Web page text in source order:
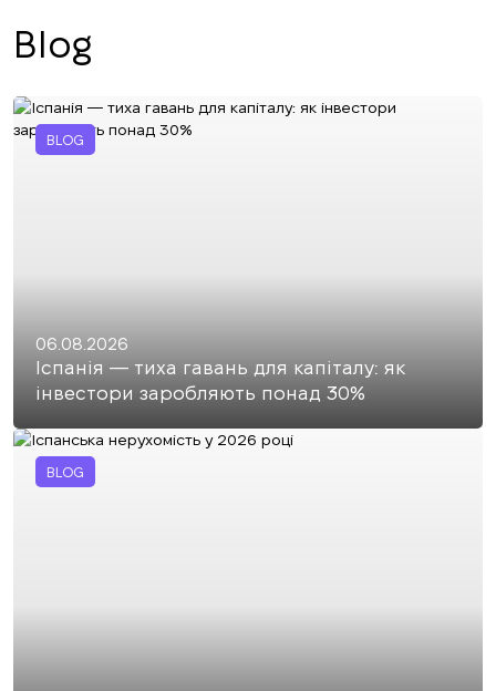
Blog
BLOG
06.08.2026
Іспанія — тиха гавань для капіталу: як
інвестори заробляють понад 30%
BLOG